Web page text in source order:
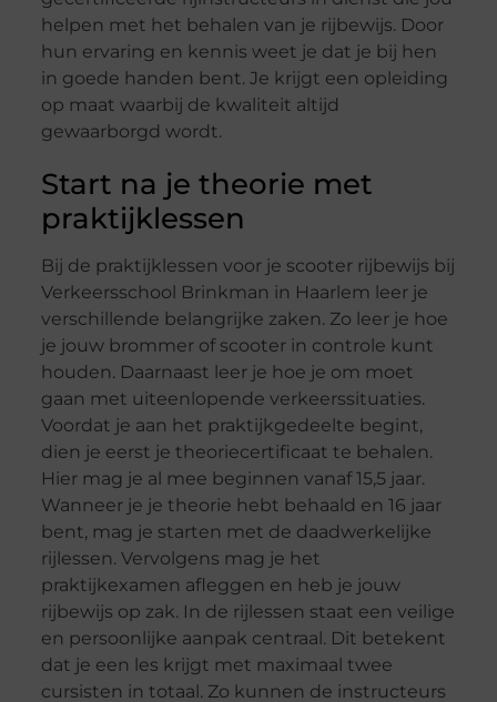
helpen met het behalen van je rijbewijs. Door
hun ervaring en kennis weet je dat je bij hen
in goede handen bent. Je krijgt een opleiding
op maat waarbij de kwaliteit altijd
gewaarborgd wordt.
Start na je theorie met
praktijklessen
Bij de praktijklessen voor je scooter rijbewijs bij
Verkeersschool Brinkman in Haarlem leer je
verschillende belangrijke zaken. Zo leer je hoe
je jouw brommer of scooter in controle kunt
houden. Daarnaast leer je hoe je om moet
gaan met uiteenlopende verkeerssituaties.
Voordat je aan het praktijkgedeelte begint,
dien je eerst je theoriecertificaat te behalen.
Hier mag je al mee beginnen vanaf 15,5 jaar.
Wanneer je je theorie hebt behaald en 16 jaar
bent, mag je starten met de daadwerkelijke
rijlessen. Vervolgens mag je het
praktijkexamen afleggen en heb je jouw
rijbewijs op zak. In de rijlessen staat een veilige
en persoonlijke aanpak centraal. Dit betekent
dat je een les krijgt met maximaal twee
cursisten in totaal. Zo kunnen de instructeurs